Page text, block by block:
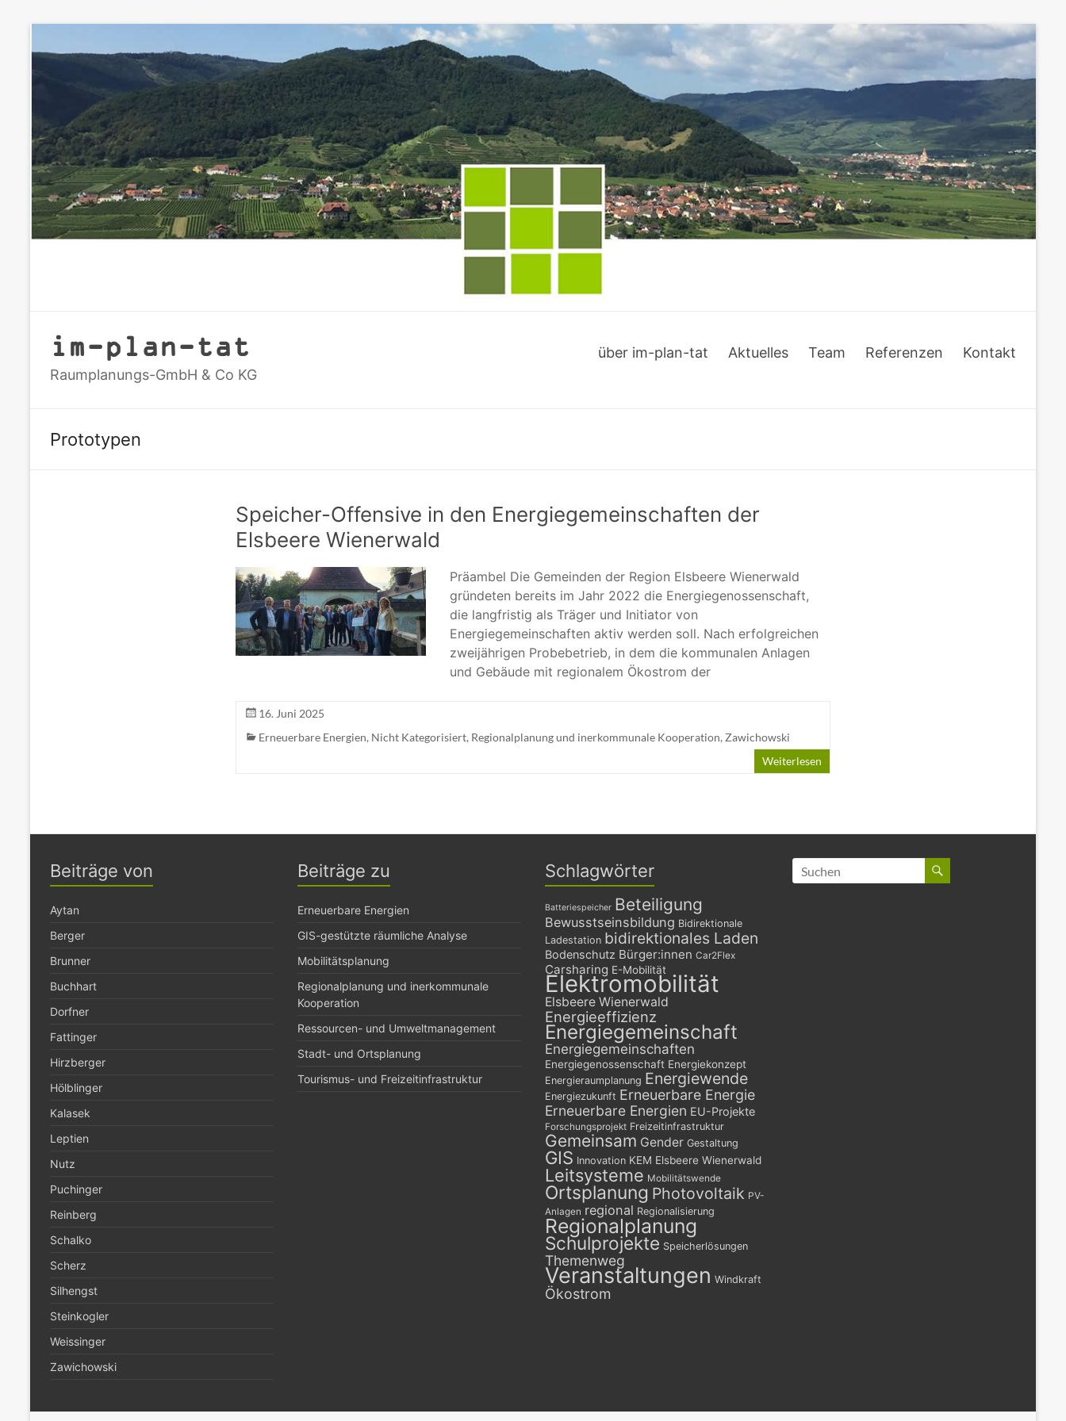
springen
im-plan-tat
Raumplanungs-GmbH & Co KG
über im-plan-tat Aktuelles Team Referenzen Kontakt
Prototypen
Speicher-Offensive in den Energiegemeinschaften der
Elsbeere Wienerwald
Präambel Die Gemeinden der Region Elsbeere Wienerwald
gründeten bereits im Jahr 2022 die Energiegenossenschaft,
die langfristig als Träger und Initiator von
Energiegemeinschaften aktiv werden soll. Nach erfolgreichen
zweijährigen Probebetrieb, in dem die kommunalen Anlagen
und Gebäude mit regionalem Ökostrom der
16. Juni 2025
Erneuerbare Energien, Nicht Kategorisiert, Regionalplanung und inerkommunale Kooperation, Zawichowski
Weiterlesen
Beiträge von
Aytan
Berger
Brunner
Buchhart
Dorfner
Fattinger
Hirzberger
Hölblinger
Kalasek
Leptien
Nutz
Puchinger
Reinberg
Schalko
Scherz
Silhengst
Steinkogler
Weissinger
Zawichowski
Beiträge zu
Erneuerbare Energien
GIS-gestützte räumliche Analyse
Mobilitätsplanung
Regionalplanung und inerkommunale
Kooperation
Ressourcen- und Umweltmanagement
Stadt- und Ortsplanung
Tourismus- und Freizeitinfrastruktur
Schlagwörter
Batteriespeicher Beteiligung
Bewusstseinsbildung Bidirektionale
Ladestation bidirektionales Laden
Bodenschutz Bürger:innen Car2Flex
Carsharing E-Mobilität
Elektromobilität
Elsbeere Wienerwald
Energieeffizienz
Energiegemeinschaft
Energiegemeinschaften
Energiegenossenschaft Energiekonzept
Energieraumplanung Energiewende
Energiezukunft Erneuerbare Energie
Erneuerbare Energien EU-Projekte
Forschungsprojekt Freizeitinfrastruktur
Gemeinsam Gender Gestaltung
GIS Innovation KEM Elsbeere Wienerwald
Leitsysteme Mobilitätswende
Ortsplanung Photovoltaik PV-
Anlagen regional Regionalisierung
Regionalplanung
Schulprojekte Speicherlösungen
Themenweg
Veranstaltungen Windkraft
Ökostrom